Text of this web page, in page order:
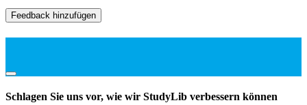
Feedback hinzufügen
Schlagen Sie uns vor, wie wir StudyLib verbessern können